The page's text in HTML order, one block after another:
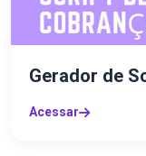
Gerador de
Acessar